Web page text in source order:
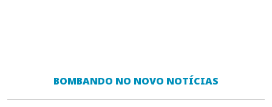
BOMBANDO NO NOVO NOTÍCIAS